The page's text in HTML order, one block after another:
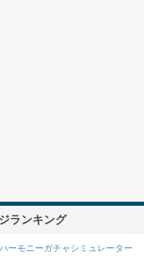
ランキング
ーモニーガチャシミュレーター